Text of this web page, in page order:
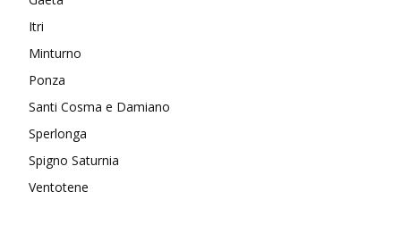
Itri
Minturno
Ponza
Santi Cosma e Damiano
Sperlonga
Spigno Saturnia
Ventotene